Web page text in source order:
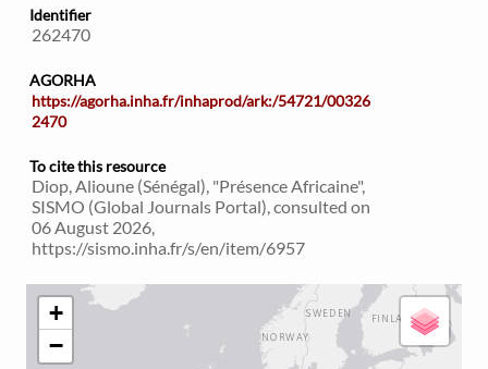
Identifier
262470
AGORHA
https://agorha.inha.fr/inhaprod/ark:/54721/00326
2470
To cite this resource
Diop, Alioune (Sénégal), "Présence Africaine",
SISMO (Global Journals Portal), consulted on
06 August 2026,
https://sismo.inha.fr/s/en/item/6957
+
−